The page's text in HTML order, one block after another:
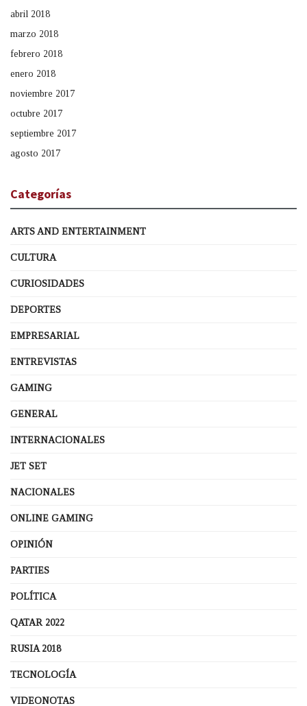
abril 2018
marzo 2018
febrero 2018
enero 2018
noviembre 2017
octubre 2017
septiembre 2017
agosto 2017
Categorías
ARTS AND ENTERTAINMENT
CULTURA
CURIOSIDADES
DEPORTES
EMPRESARIAL
ENTREVISTAS
GAMING
GENERAL
INTERNACIONALES
JET SET
NACIONALES
ONLINE GAMING
OPINIÓN
PARTIES
POLÍTICA
QATAR 2022
RUSIA 2018
TECNOLOGÍA
VIDEONOTAS